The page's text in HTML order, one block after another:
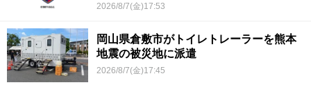
2026/8/7(金)17:53
岡山県倉敷市がトイレトレーラーを熊本
地震の被災地に派遣
2026/8/7(金)17:45